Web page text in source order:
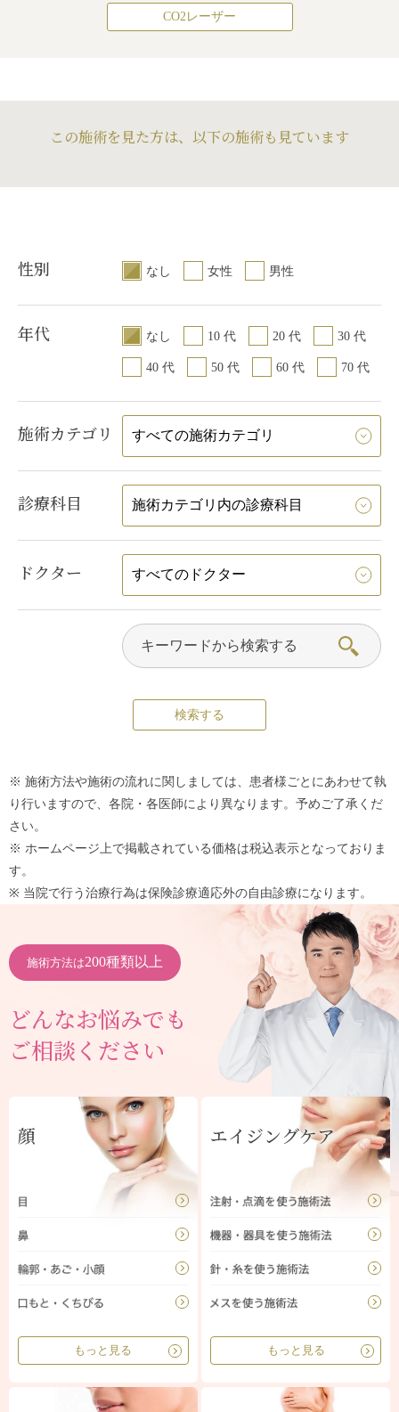
CO2レーザー
この施術を見た方は、以下の施術も見ています
性別 なし 女性 男性
年代 なし 10 代 20 代 30 代
40 代 50 代 60 代 70 代
施術カテゴリ
診療科目
ドクター
※ 施術方法や施術の流れに関しましては、患者様ごとにあわせて執
り行いますので、各院・各医師により異なります。予めご了承くだ
さい。
※ ホームページ上で掲載されている価格は税込表示となっておりま
す。
※ 当院で行う治療行為は保険診療適応外の自由診療になります。
施術方法は200種類以上
どんなお悩みでも
ご相談ください
顔
もっと見る
エイジングケア
もっと見る